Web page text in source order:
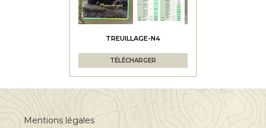
TREUILLAGE-N4
TÉLÉCHARGER
Mentions légales